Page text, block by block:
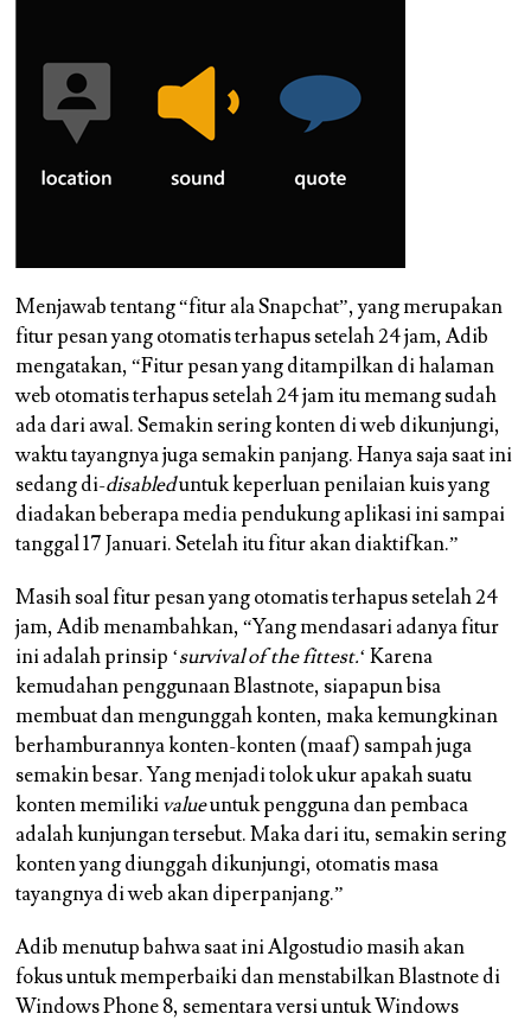
Menjawab tentang “fitur ala Snapchat”, yang merupakan
fitur pesan yang otomatis terhapus setelah 24 jam, Adib
mengatakan, “Fitur pesan yang ditampilkan di halaman
web otomatis terhapus setelah 24 jam itu memang sudah
ada dari awal. Semakin sering konten di web dikunjungi,
waktu tayangnya juga semakin panjang. Hanya saja saat ini
sedang di-disableduntuk keperluan penilaian kuis yang
diadakan beberapa media pendukung aplikasi ini sampai
tanggal 17 Januari. Setelah itu fitur akan diaktifkan.”
Masih soal fitur pesan yang otomatis terhapus setelah 24
jam, Adib menambahkan, “Yang mendasari adanya fitur
ini adalah prinsip ‘survival of the fittest.‘ Karena
kemudahan penggunaan Blastnote, siapapun bisa
membuat dan mengunggah konten, maka kemungkinan
berhamburannya konten-konten (maaf) sampah juga
semakin besar. Yang menjadi tolok ukur apakah suatu
konten memilikivalueuntuk pengguna dan pembaca
adalah kunjungan tersebut. Maka dari itu, semakin sering
konten yang diunggah dikunjungi, otomatis masa
tayangnya di web akan diperpanjang.”
Adib menutup bahwa saat ini Algostudio masih akan
fokus untuk memperbaiki dan menstabilkan Blastnote di
Windows Phone 8, sementara versi untuk Windows